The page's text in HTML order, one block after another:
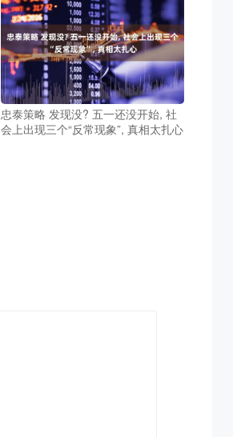
忠泰策略 发现没? 五一还没开始, 社
会上出现三个“反常现象”, 真相太扎心